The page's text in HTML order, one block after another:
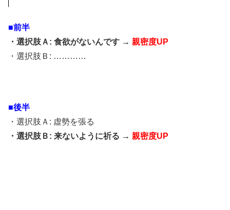
■前半
・選択肢Ａ: 食欲がないんです → 親密度UP
・選択肢Ｂ: …………
■後半
・選択肢Ａ: 虚勢を張る
・選択肢Ｂ: 来ないように祈る → 親密度UP